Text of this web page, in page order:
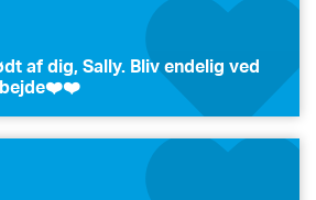
af dig, Sally. Bliv endelig ved